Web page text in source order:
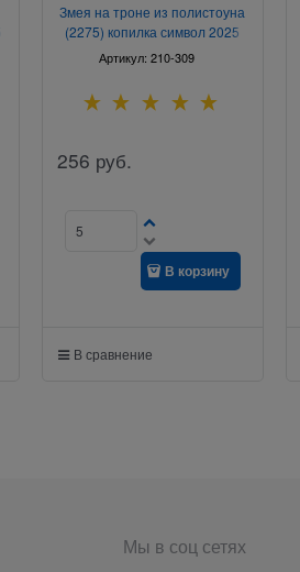
Змея на троне из полистоуна
(2275) копилка символ 2025
года
Артикул:210-309
256 руб.
В корзину
В сравнение
Мы в соц сетях